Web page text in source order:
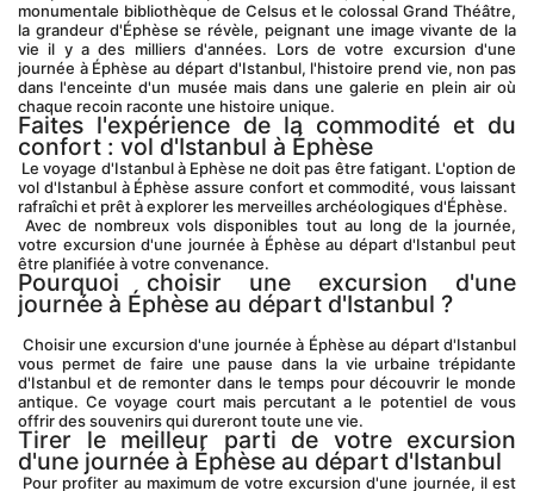
monumentale bibliothèque de Celsus et le colossal Grand Théâtre,
la grandeur d'Éphèse se révèle, peignant une image vivante de la
vie il y a des milliers d'années. Lors de votre excursion d'une
journée à Éphèse au départ d'Istanbul, l'histoire prend vie, non pas
dans l'enceinte d'un musée mais dans une galerie en plein air où
chaque recoin raconte une histoire unique.
Faites l'expérience de la commodité et du
confort : vol d'Istanbul à Éphèse
vol d'Istanbul à Éphèse assure confort et commodité, vous laissant
rafraîchi et prêt à explorer les merveilles archéologiques d'Éphèse.
Avec de nombreux vols disponibles tout au long de la journée,
votre excursion d'une journée à Éphèse au départ d'Istanbul peut
être planifiée à votre convenance.
Pourquoi choisir une excursion d'une
journée à Éphèse au départ d'Istanbul ?
vous permet de faire une pause dans la vie urbaine trépidante
d'Istanbul et de remonter dans le temps pour découvrir le monde
antique. Ce voyage court mais percutant a le potentiel de vous
offrir des souvenirs qui dureront toute une vie.
Tirer le meilleur parti de votre excursion
d'une journée à Éphèse au départ d'Istanbul